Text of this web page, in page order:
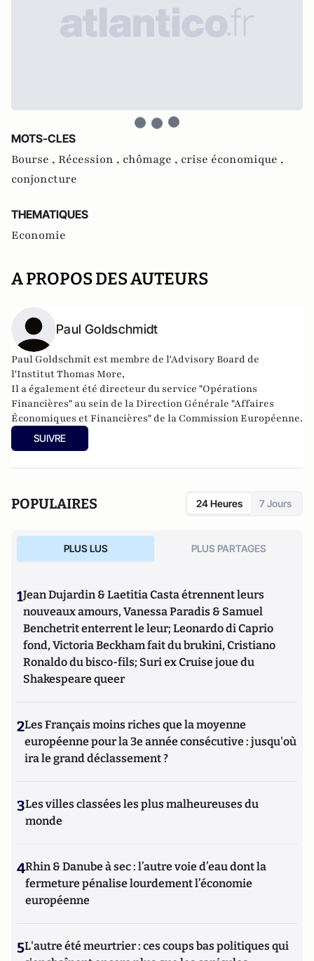
MOTS-CLES
Bourse , Récession , chômage , crise économique ,
conjoncture
THEMATIQUES
Economie
A PROPOS DES AUTEURS
Paul Goldschmidt
Paul Goldschmit estmembre de l'Advisory Board de
l'Institut Thomas More,
Il a également été directeur du service "Opérations
Financières" au sein de la Direction Générale "Affaires
Économiques et Financières" de la Commission Européenne.
SUIVRE
POPULAIRES 24 Heures 7 Jours
PLUS LUS PLUS PARTAGES
1Jean Dujardin & Laetitia Casta étrennent leurs
nouveaux amours, Vanessa Paradis & Samuel
Benchetrit enterrent le leur; Leonardo di Caprio
fond, Victoria Beckham fait du brukini, Cristiano
Ronaldo du bisco-fils; Suri ex Cruise joue du
Shakespeare queer
2Les Français moins riches que la moyenne
européenne pour la 3e année consécutive : jusqu'où
ira le grand déclassement ?
3Les villes classées les plus malheureuses du
monde
4Rhin & Danube à sec : l’autre voie d’eau dont la
fermeture pénalise lourdement l’économie
européenne
5L'autre été meurtrier : ces coups bas politiques qui